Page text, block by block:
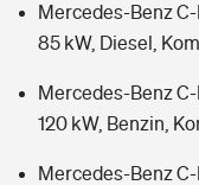
Mercedes-Benz C-
85 kW, Diesel,
Mercedes-Benz C-
120 kW, Benzin,
Mercedes-Benz C-